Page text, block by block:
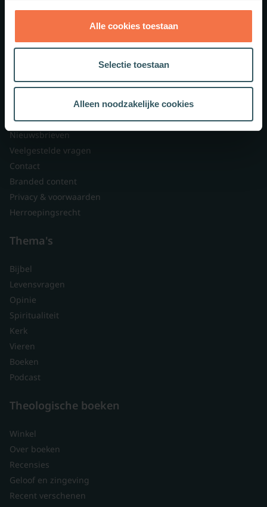
Alle cookies toestaan
Selectie toestaan
Alleen noodzakelijke cookies
Over ons
Nieuwsbrieven
Veelgestelde vragen
Contact
Branded content
Privacy & voorwaarden
Herroepingsrecht
Thema's
Bijbel
Levensvragen
Opinie
Spiritualiteit
Kerk
Vieren
Boeken
Podcast
Theologische boeken
Winkel
Over boeken
Recensies
Geloof en zingeving
Recent verschenen